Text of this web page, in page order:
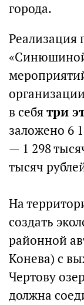
города.
Реализация
«Синюшиной
в себятри
заложено 6
— 1 298
тысяч
На
создать
районной
Конева) с
Чертову
должна